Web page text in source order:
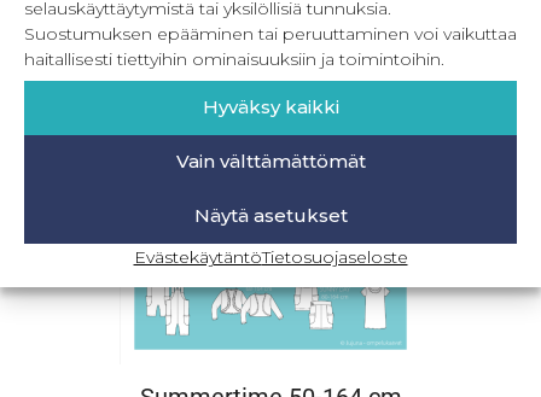
selauskäyttäytymistä tai yksilöllisiä tunnuksia.
Suostumuksen epääminen tai peruuttaminen voi vaikuttaa
haitallisesti tiettyihin ominaisuuksiin ja toimintoihin.
Hyväksy kaikki
Vain välttämättömät
Näytä asetukset
EvästekäytäntöTietosuojaseloste